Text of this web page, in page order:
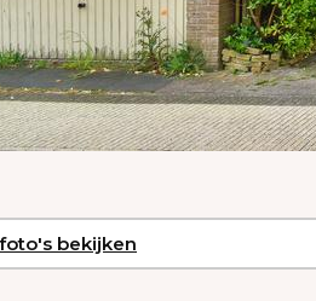
bekijken